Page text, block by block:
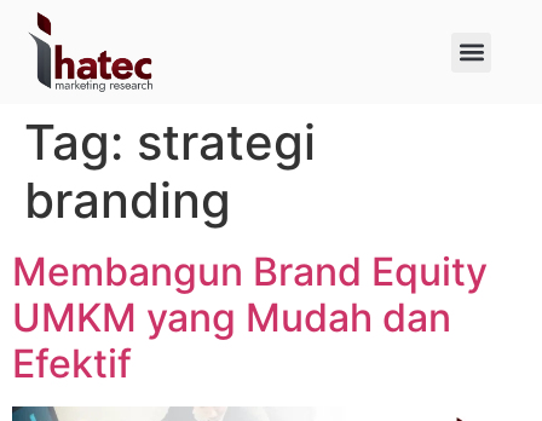
Tag: strategi
branding
Membangun Brand Equity
UMKM yang Mudah dan
Efektif